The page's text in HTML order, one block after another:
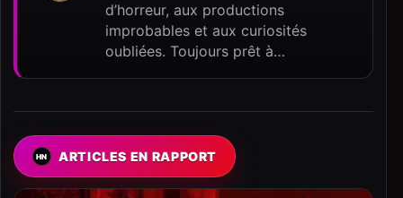
d’horreur, aux productions
improbables et aux curiosités
oubliées. Toujours prêt à…
ARTICLES EN RAPPORT